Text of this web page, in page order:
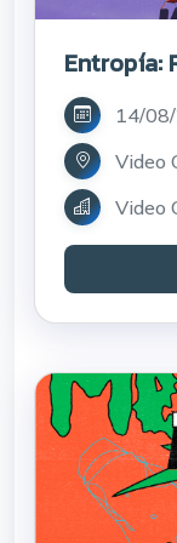
Entropía:
14/
Video
Video